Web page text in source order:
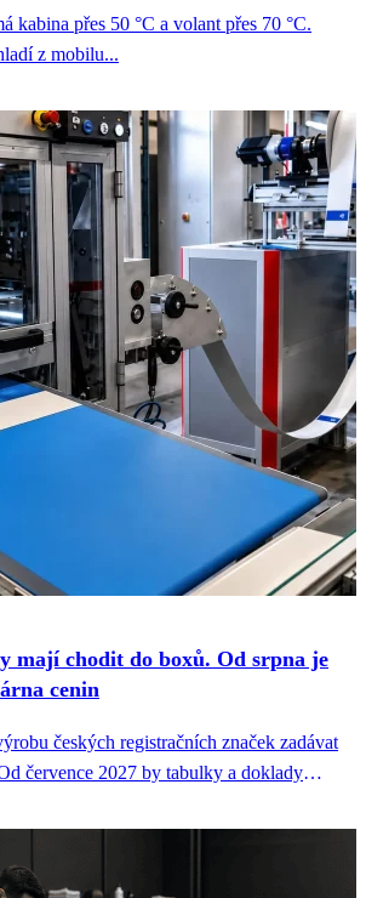
kabina přes 50 °C a volant přes 70 °C.
z mobilu...
mají chodit do boxů. Od srpna je
cenin
českých registračních značek zadávat
července 2027 by tabulky a doklady